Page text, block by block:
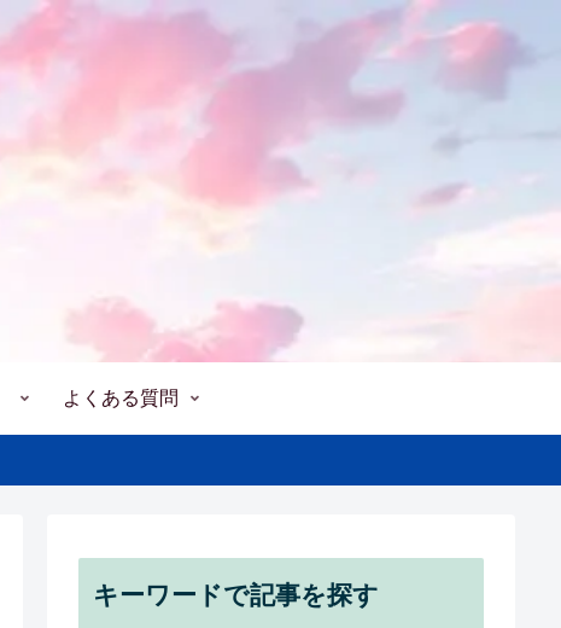
よくある質問
キーワードで記事を探す